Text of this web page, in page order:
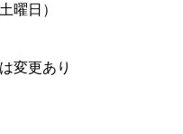
日）
変更あり